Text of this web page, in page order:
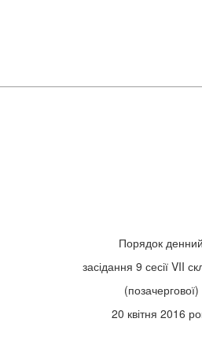
Порядок денний
засідання 9 сесії VII
(позачергової)
20 квітня 2016